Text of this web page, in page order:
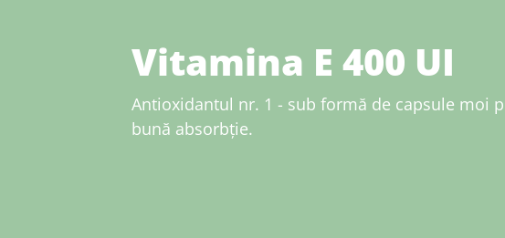
Vitamina E 400 UI
Antioxidantul nr. 1 - sub formă de capsule moi
bună absorbție.